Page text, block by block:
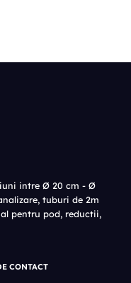
intre Ø 20 cm - Ø
tuburi de 2m
pentru pod, reductii,
CONTACT